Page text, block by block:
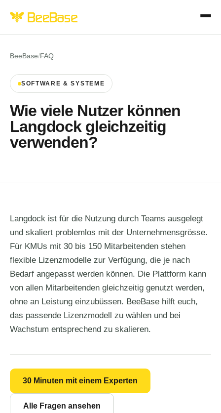
BeeBase/FAQ
SOFTWARE & SYSTEME
Wie viele Nutzer können
Langdock gleichzeitig
verwenden?
Langdock ist für die Nutzung durch Teams ausgelegt
und skaliert problemlos mit der Unternehmensgrösse.
Für KMUs mit 30 bis 150 Mitarbeitenden stehen
flexible Lizenzmodelle zur Verfügung, die je nach
Bedarf angepasst werden können. Die Plattform kann
von allen Mitarbeitenden gleichzeitig genutzt werden,
ohne an Leistung einzubüssen. BeeBase hilft euch,
das passende Lizenzmodell zu wählen und bei
Wachstum entsprechend zu skalieren.
30 Minuten mit einem Experten
Alle Fragen ansehen